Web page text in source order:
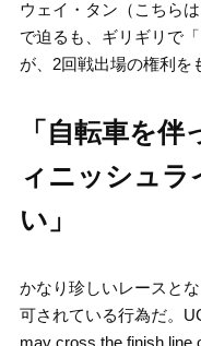
ウェイ・タン（こちら
で迫るも、ギリギリで
が、2回戦出場の権利を
「自転車を
ィニッシュラ
い」
かなり珍しいレースと
可されている行為だ。